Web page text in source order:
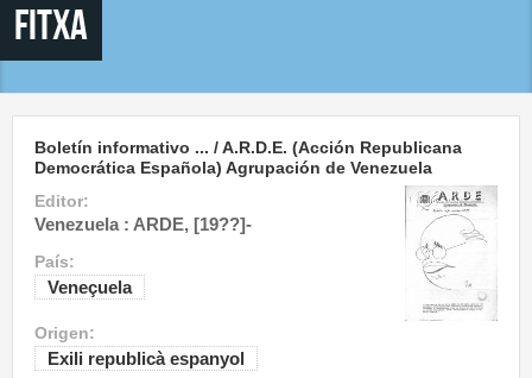
Llistat Publicacions periòdiques
Fitxa
Boletín informativo ... / A.R.D.E. (Acción Republicana
Democrática Española) Agrupación de Venezuela
Editor:
Venezuela : ARDE, [19??]-
País:
Veneçuela
Origen:
Exili republicà espanyol